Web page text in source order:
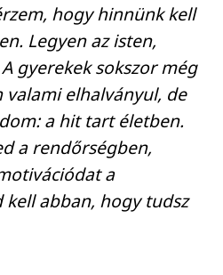
hogy hinnünk kell
Legyen az isten,
gyerekek sokszor még
elhalványul, de
a hit tart életben.
a rendőrségben,
a
abban, hogy tudsz